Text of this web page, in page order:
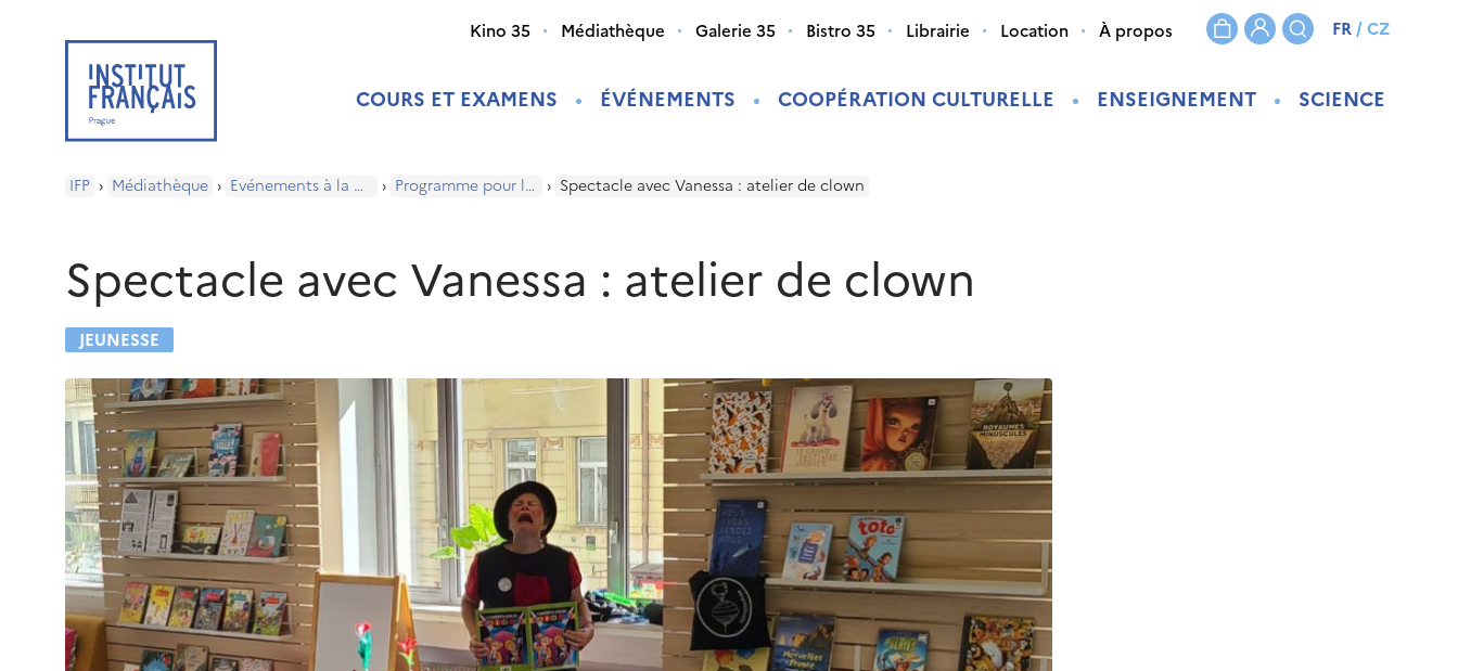
COURS ET EXAMENS ÉVÉNEMENTS COOPÉRATION CULTURELLE ENSEIGNEMENT SCIENCE
Kino 35 Médiathèque Galerie 35 Bistro 35 Librairie Location À propos FR/CZ
IFP › Médiathèque › Evénements à la médiathèque › Programme pour les enfants › Spectacle avec Vanessa : atelier de clown
Spectacle avec Vanessa : atelier de clown
JEUNESSE